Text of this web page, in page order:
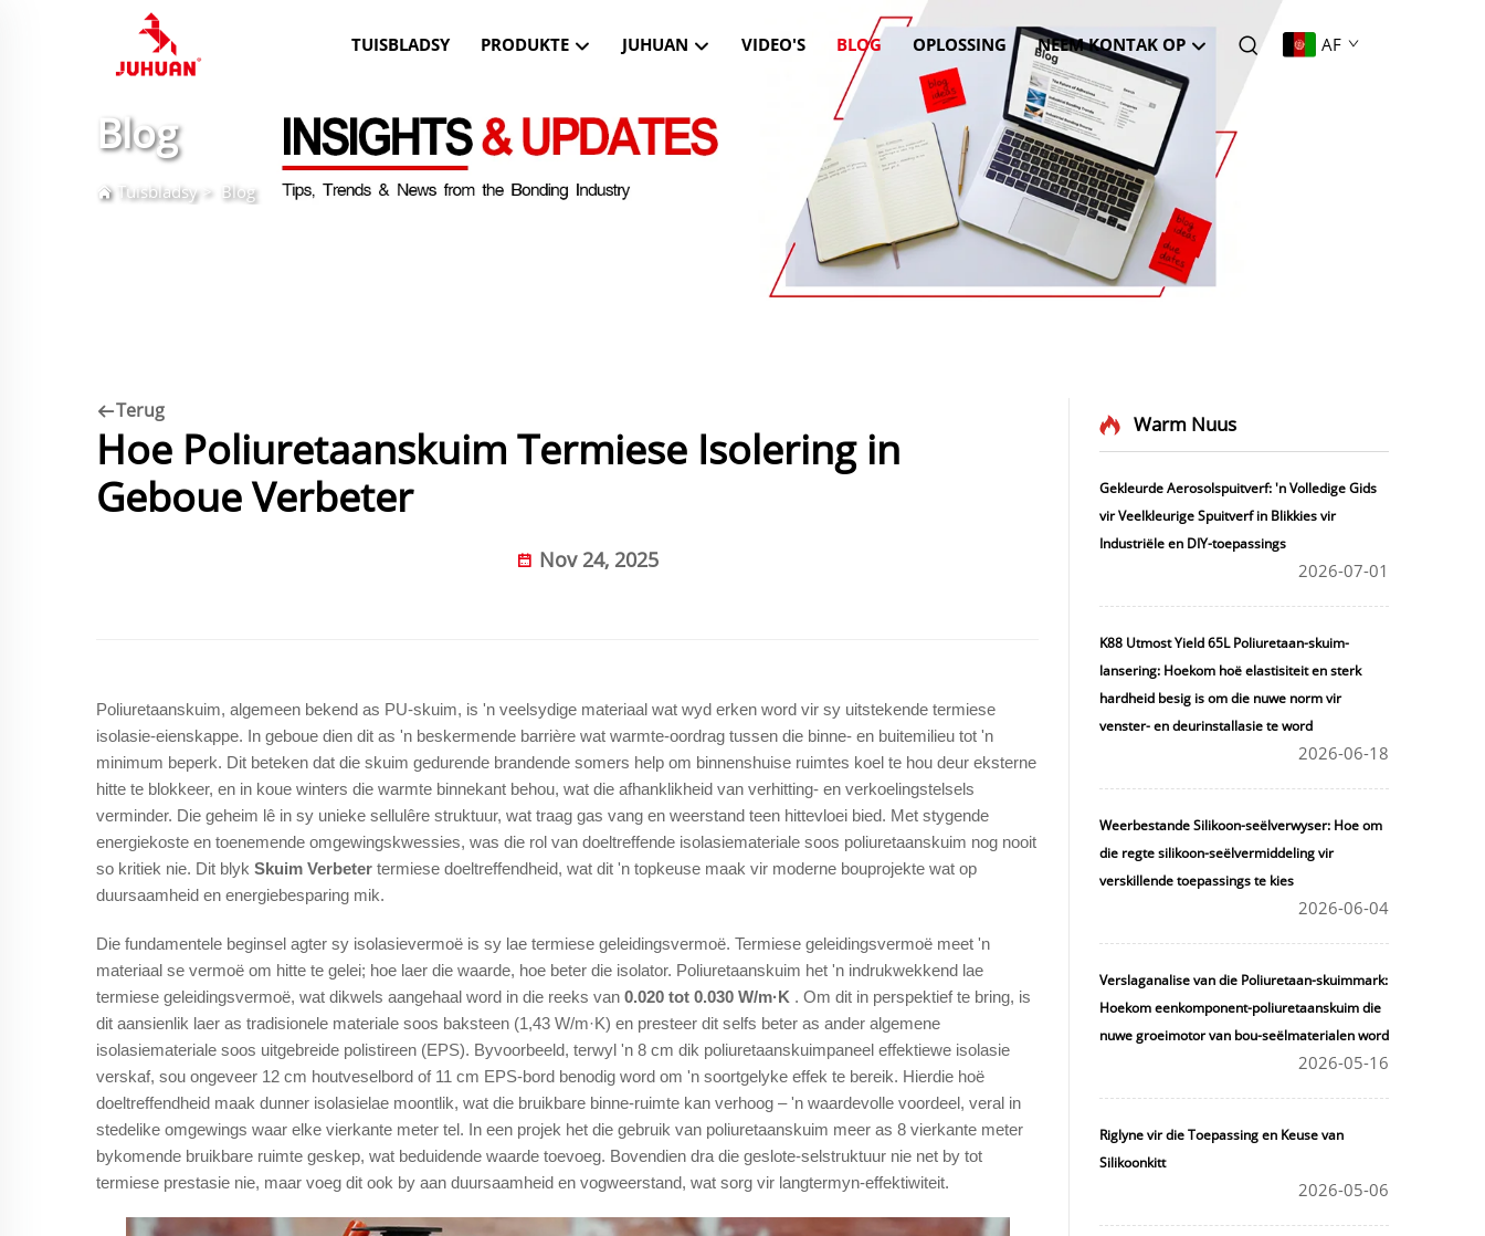
TUISBLADSY PRODUKTE JUHUAN VIDEO'S BLOG OPLOSSING NEEM KONTAK OP AF
Blog
Tuisbladsy> Blog
Terug
Hoe Poliuretaanskuim Termiese Isolering in
Geboue Verbeter
Nov 24, 2025
Poliuretaanskuim, algemeen bekend as PU-skuim, is 'n veelsydige materiaal wat wyd erken word vir sy uitstekende termiese
isolasie-eienskappe. In geboue dien dit as 'n beskermende barrière wat warmte-oordrag tussen die binne- en buitemilieu tot 'n
minimum beperk. Dit beteken dat die skuim gedurende brandende somers help om binnenshuise ruimtes koel te hou deur eksterne
hitte te blokkeer, en in koue winters die warmte binnekant behou, wat die afhanklikheid van verhitting- en verkoelingstelsels
verminder. Die geheim lê in sy unieke sellulêre struktuur, wat traag gas vang en weerstand teen hittevloei bied. Met stygende
energiekoste en toenemende omgewingskwessies, was die rol van doeltreffende isolasiemateriale soos poliuretaanskuim nog nooit
so kritiek nie. Dit blyk Skuim Verbeter termiese doeltreffendheid, wat dit 'n topkeuse maak vir moderne bouprojekte wat op
duursaamheid en energiebesparing mik.
Die fundamentele beginsel agter sy isolasievermoë is sy lae termiese geleidingsvermoë. Termiese geleidingsvermoë meet 'n
materiaal se vermoë om hitte te gelei; hoe laer die waarde, hoe beter die isolator. Poliuretaanskuim het 'n indrukwekkend lae
termiese geleidingsvermoë, wat dikwels aangehaal word in die reeks van 0.020 tot 0.030 W/m·K . Om dit in perspektief te bring, is
dit aansienlik laer as tradisionele materiale soos baksteen (1,43 W/m·K) en presteer dit selfs beter as ander algemene
isolasiemateriale soos uitgebreide polistireen (EPS). Byvoorbeeld, terwyl 'n 8 cm dik poliuretaanskuimpaneel effektiewe isolasie
verskaf, sou ongeveer 12 cm houtveselbord of 11 cm EPS-bord benodig word om 'n soortgelyke effek te bereik. Hierdie hoë
doeltreffendheid maak dunner isolasielae moontlik, wat die bruikbare binne-ruimte kan verhoog – 'n waardevolle voordeel, veral in
stedelike omgewings waar elke vierkante meter tel. In een projek het die gebruik van poliuretaanskuim meer as 8 vierkante meter
bykomende bruikbare ruimte geskep, wat beduidende waarde toevoeg. Bovendien dra die geslote-selstruktuur nie net by tot
termiese prestasie nie, maar voeg dit ook by aan duursaamheid en vogweerstand, wat sorg vir langtermyn-effektiwiteit.
Warm Nuus
Gekleurde Aerosolspuitverf: 'n Volledige Gids
vir Veelkleurige Spuitverf in Blikkies vir
Industriële en DIY-toepassings
2026-07-01
K88 Utmost Yield 65L Poliuretaan-skuim-
lansering: Hoekom hoë elastisiteit en sterk
hardheid besig is om die nuwe norm vir
venster- en deurinstallasie te word
2026-06-18
Weerbestande Silikoon-seëlverwyser: Hoe om
die regte silikoon-seëlvermiddeling vir
verskillende toepassings te kies
2026-06-04
Verslaganalise van die Poliuretaan-skuimmark:
Hoekom eenkomponent-poliuretaanskuim die
nuwe groeimotor van bou-seëlmaterialen word
2026-05-16
Riglyne vir die Toepassing en Keuse van
Silikoonkitt
2026-05-06